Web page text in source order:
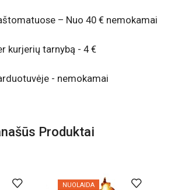
– Nuo 40 € nemokamai
kurjerių tarnybą - 4 €
- nemokamai
Produktai
NUOLAIDA